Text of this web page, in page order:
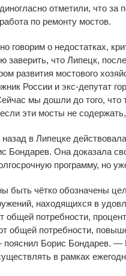
отметили, что за
по ремонту мостов.
говорим о недостатках,
заверить, что Липецк,
развития мостового
России и экс-депутат
мы дошли до того, что
если эти мосты не
в Липецке
Бондарев. Она доказала
программу, но
быть чётко обозначены
находящихся в
общей потребности,
общей потребности,
пояснил Борис Бондарев. —
в рамках